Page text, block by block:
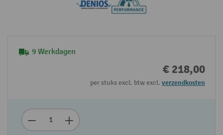
9 Werkdagen
€ 218,00
per stuks excl. btw excl. verzendkosten